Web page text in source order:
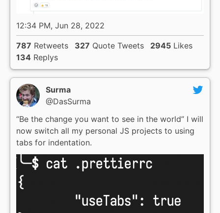
12:34 PM, Jun 28, 2022
787 Retweets 327 Quote Tweets 2945 Likes
134 Replys
Surma
@DasSurma
“Be the change you want to see in the world” I will
now switch all my personal JS projects to using
tabs for indentation.